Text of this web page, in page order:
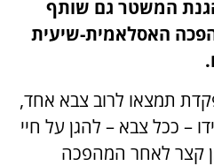
המשטר גם שותף
האסלאמית-שיעית
תמצאו לרוב צבא אחד,
– ככל צבא – להגן על חיי
קצר לאחר המהפכה